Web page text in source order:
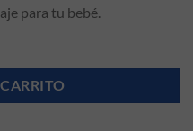
para tu bebé.